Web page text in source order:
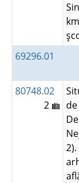
69296.01
80748.02
2